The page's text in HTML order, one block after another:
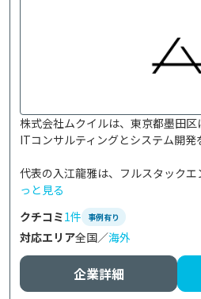
株式会社ムクイルは、東京都墨田区
ITコンサルティングとシステム開発
代表の入江龍雅は、フルスタックエ
っと見る
クチコミ1件 事例有り
対応エリア全国／海外
企業詳細